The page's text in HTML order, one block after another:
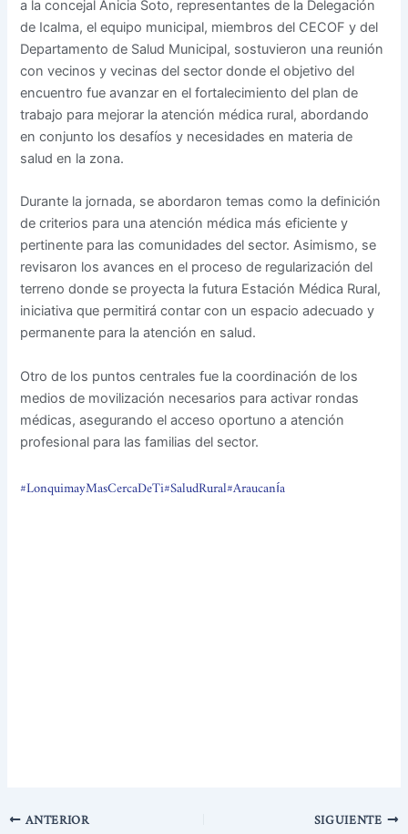
a la concejal Anicia Soto, representantes de la Delegación
de Icalma, el equipo municipal, miembros del CECOF y del
Departamento de Salud Municipal, sostuvieron una reunión
con vecinos y vecinas del sector donde el objetivo del
encuentro fue avanzar en el fortalecimiento del plan de
trabajo para mejorar la atención médica rural, abordando
en conjunto los desafíos y necesidades en materia de
salud en la zona.
Durante la jornada, se abordaron temas como la definición
de criterios para una atención médica más eficiente y
pertinente para las comunidades del sector. Asimismo, se
revisaron los avances en el proceso de regularización del
terreno donde se proyecta la futura Estación Médica Rural,
iniciativa que permitirá contar con un espacio adecuado y
permanente para la atención en salud.
Otro de los puntos centrales fue la coordinación de los
medios de movilización necesarios para activar rondas
médicas, asegurando el acceso oportuno a atención
profesional para las familias del sector.
#LonquimayMasCercaDeTi#SaludRural#Araucanía
ANTERIOR SIGUIENTE